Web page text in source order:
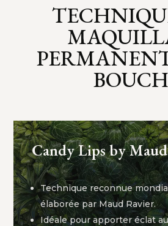
Candy Lips by Maud
Technique reconnue
élaborée par Maud Ravier.
Idéale pour apporter éclat